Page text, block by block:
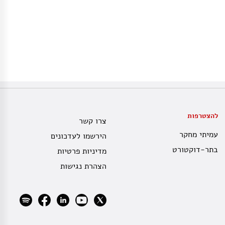
להצטרפות
עמיתי מחקר
בתר-דוקטורט
צרו קשר
הירשמו לעדכונים
מדיניות פרטיות
הצהרת נגישות